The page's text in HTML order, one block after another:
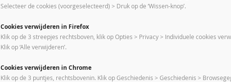
Selecteer de cookies (voorgeselecteerd) > Druk op de ‘Wissen-knop’.
Cookies verwijderen in Firefox
Klik op de 3 streepjes rechtsboven, klik op Opties > Privacy > Individuele cookies
Klik op ‘Alle verwijderen’.
Cookies verwijderen in Chrome
Klik op de 3 puntjes, rechtsbovenin. Klik op Geschiedenis > Geschiedenis >